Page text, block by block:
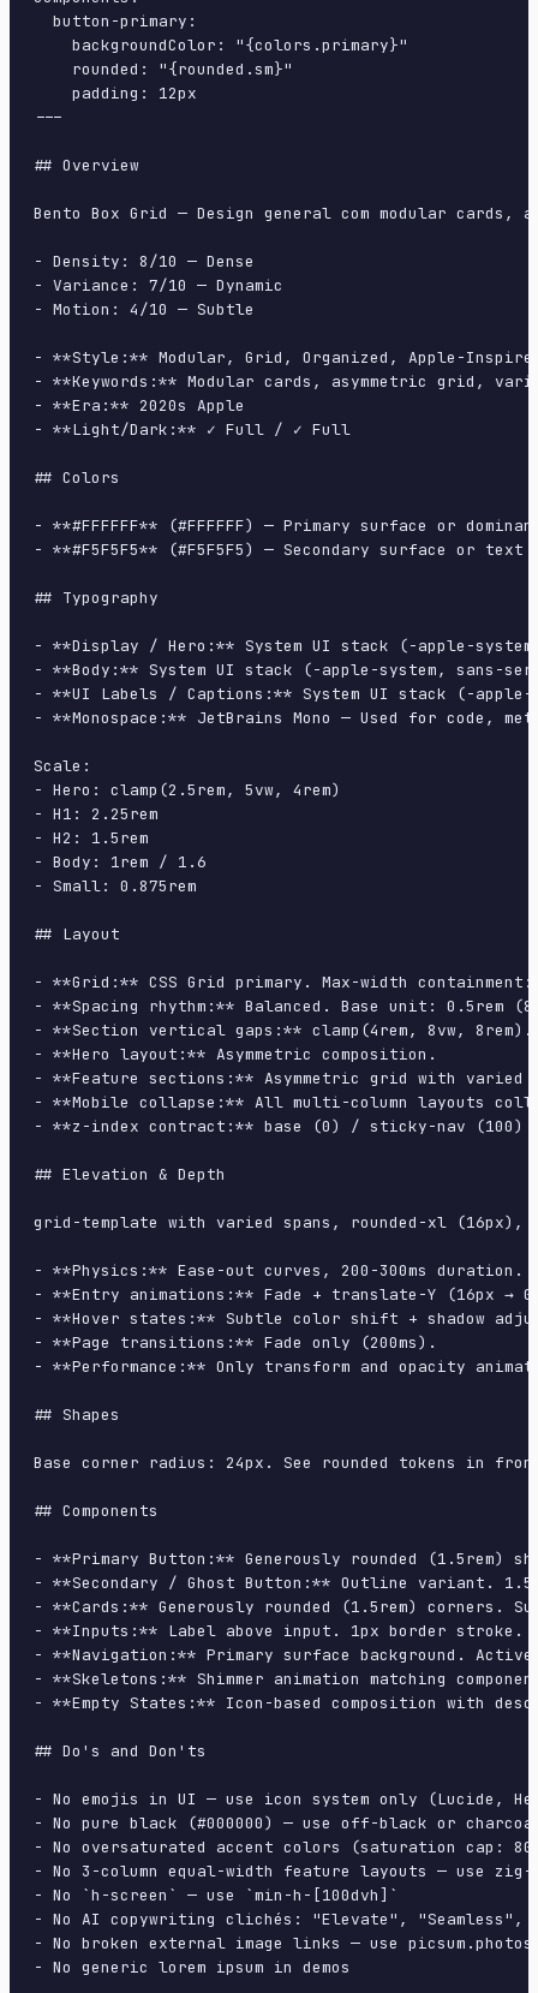
  button-primary:
    backgroundColor: "{colors.primary}"
    rounded: "{rounded.sm}"
    padding: 12px
---
## Overview
Bento Box Grid — Design general com modular cards,
- Density: 8/10 — Dense
- Variance: 7/10 — Dynamic
- Motion: 4/10 — Subtle
- **Style:** Modular, Grid, Organized, Apple-
- **Keywords:** Modular cards, asymmetric grid,
- **Era:** 2020s Apple
- **Light/Dark:** ✓ Full / ✓ Full
## Colors
- **#FFFFFF** (#FFFFFF) — Primary surface or
- **#F5F5F5** (#F5F5F5) — Secondary surface or text
## Typography
- **Display / Hero:** System UI stack (-apple-
- **Body:** System UI stack (-apple-system, sans-
- **UI Labels / Captions:** System UI stack (-
- **Monospace:** JetBrains Mono — Used for code,
Scale:
- Hero: clamp(2.5rem, 5vw, 4rem)
- H1: 2.25rem
- H2: 1.5rem
- Body: 1rem / 1.6
- Small: 0.875rem
## Layout
- **Grid:** CSS Grid primary. Max-width
- **Spacing rhythm:** Balanced. Base unit: 0.5rem
- **Section vertical gaps:** clamp(4rem, 8vw, 8rem).
- **Hero layout:** Asymmetric composition.
- **Feature sections:** Asymmetric grid with varied
- **Mobile collapse:** All multi-column layouts
- **z-index contract:** base (0) / sticky-nav
## Elevation & Depth
grid-template with varied spans, rounded-xl (16px),
- **Physics:** Ease-out curves, 200-300ms duration.
- **Entry animations:** Fade + translate-Y (16px →
- **Hover states:** Subtle color shift + shadow
- **Page transitions:** Fade only (200ms).
- **Performance:** Only transform and opacity
## Shapes
Base corner radius: 24px. See rounded tokens in
## Components
- **Primary Button:** Generously rounded
- **Secondary / Ghost Button:** Outline variant.
- **Cards:** Generously rounded (1.5rem) corners.
- **Inputs:** Label above input. 1px border
- **Navigation:** Primary surface background.
- **Skeletons:** Shimmer animation matching
- **Empty States:** Icon-based composition with
## Do's and Don'ts
- No emojis in UI — use icon system only (Lucide,
- No pure black (#000000) — use off-black or
- No oversaturated accent colors (saturation cap:
- No 3-column equal-width feature layouts — use zig-
- No `h-screen` — use `min-h-[100dvh]`
- No AI copywriting clichés: "Elevate", "Seamless",
- No broken external image links — use
- No generic lorem ipsum in demos